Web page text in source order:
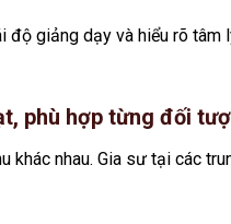
giảng dạy và hiểu rõ tâm
phù hợp từng đối
nhau. Gia sư tại các